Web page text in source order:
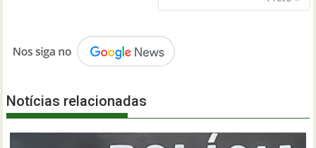
Notícias relacionadas